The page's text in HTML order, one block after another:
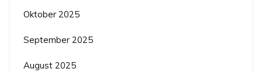
Oktober 2025
September 2025
August 2025